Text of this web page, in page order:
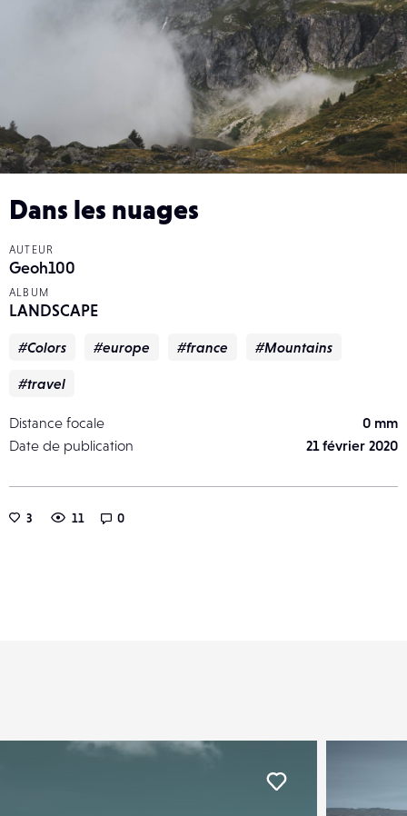
Dans les nuages
AUTEUR
Geoh100
ALBUM
LANDSCAPE
#Colors #europe #france #Mountains
#travel
Distance focale
0 mm
Date de publication
21 février 2020
3 11 0